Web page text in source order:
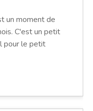
un moment de
C'est un petit
pour le petit